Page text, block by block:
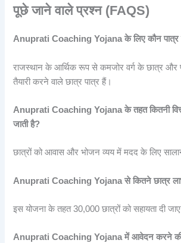
पूछे जाने वाले प्रश्न (FAQS)
Anuprati Coaching Yojana के लिए कौन पात्र
राजस्थान के आर्थिक रूप से कमजोर वर्ग के छात्र और
तैयारी करने वाले छात्र पात्र हैं।
Anuprati Coaching Yojana के तहत कितनी
जाती है?
छात्रों को आवास और भोजन व्यय में मदद के लिए
Anuprati Coaching Yojana से कितने छात्र
इस योजना के तहत 30,000 छात्रों को सहायता दी
Anuprati Coaching Yojana में आवेदन करने की